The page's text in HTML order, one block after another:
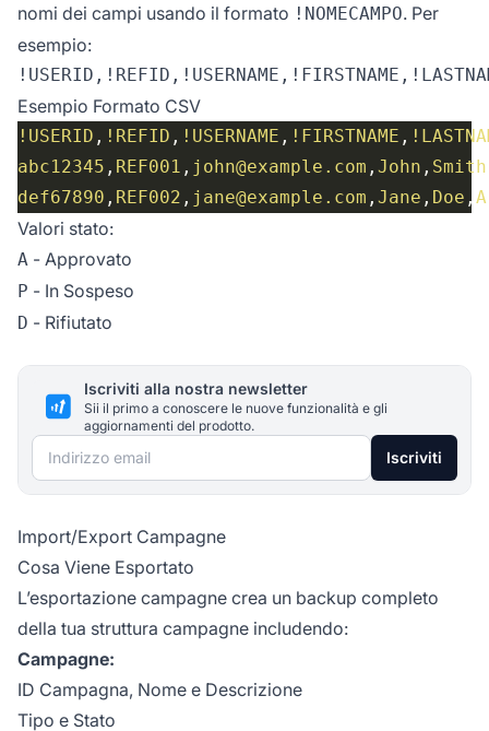
nomi dei campi usando il formato !NOMECAMPO. Per
esempio:
Esempio Formato CSV
!USERID , !REFID , !USERNAME , !FIRSTNAME ,
abc12345 , REF001 , john@example.com , John , Smith
def67890 , REF002 , jane@example.com , Jane , Doe , A
Valori stato:
A - Approvato
P - In Sospeso
D - Rifiutato
Iscriviti alla nostra newsletter
Sii il primo a conoscere le nuove funzionalità e gli
aggiornamenti del prodotto.
Indirizzo email Iscriviti
Import/Export Campagne
Cosa Viene Esportato
L’esportazione campagne crea un backup completo
della tua struttura campagne includendo:
Campagne:
ID Campagna, Nome e Descrizione
Tipo e Stato